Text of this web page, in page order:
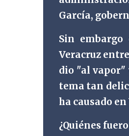
García,
Sin
Veracruz
dio "al vapor"
tema tan
ha causado
¿Quiénes